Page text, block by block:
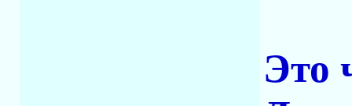
Это